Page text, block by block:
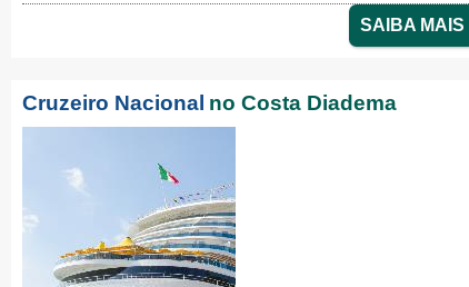
SAIBA MAIS
Cruzeiro Nacional no Costa Diadema